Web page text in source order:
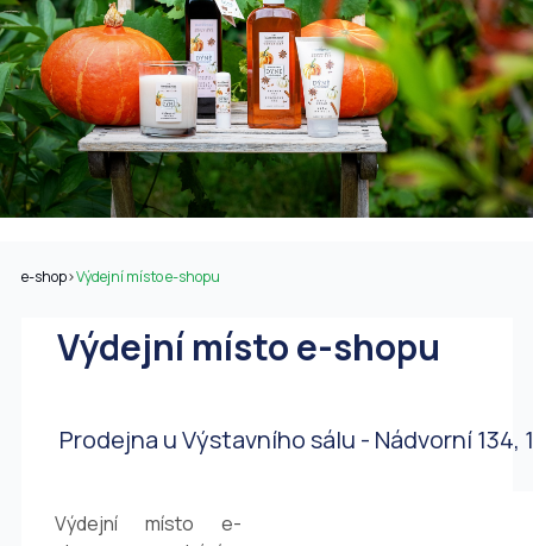
e-shop>Výdejní místo e-shopu
Výdejní místo e-shopu
Výdejní místo e-shopu
Prodejna u Výstavního sálu - Nádvorní 134,
Výdejní místo e-